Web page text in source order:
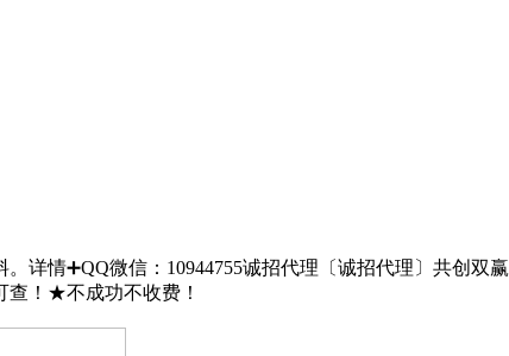
详情➕QQ微信：10944755诚招代理〔诚招代理〕共创双赢
上存档永久可查！★不成功不收费！